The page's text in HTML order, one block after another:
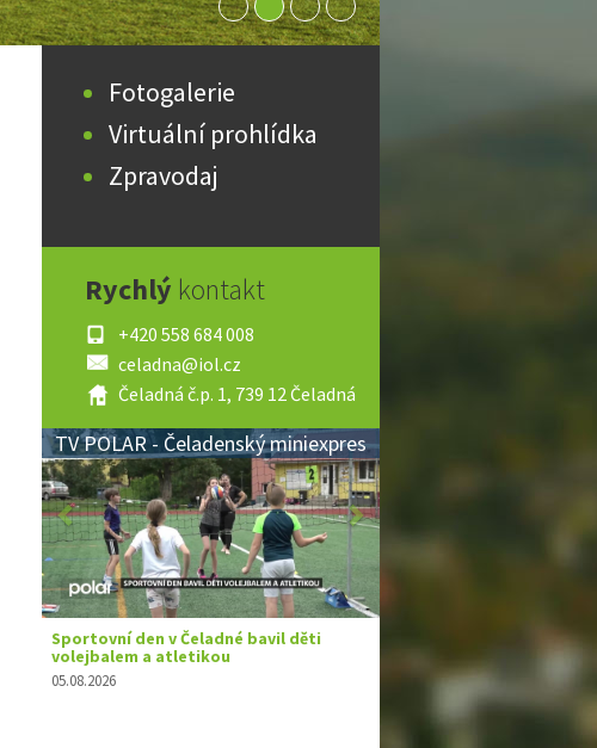
Fotogalerie
Virtuální prohlídka
Zpravodaj
Rychlý kontakt
+420 558 684 008
celadna@iol.cz
Čeladná č.p. 1, 739 12 Čeladná